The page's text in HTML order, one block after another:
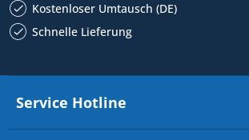
Kostenloser Umtausch (DE)
Schnelle Lieferung
Service Hotline